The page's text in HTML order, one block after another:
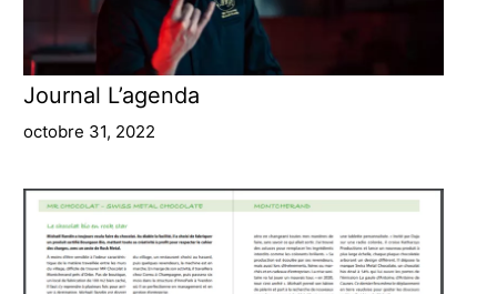
Journal L’agenda
octobre 31, 2022